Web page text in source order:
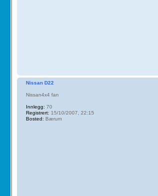
Nissan D22
Nissan4x4 fan
Innlegg: 70
Registrert: 15/10/2007, 22:15
Bosted: Bærum